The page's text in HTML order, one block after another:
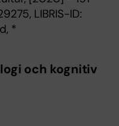
LIBRIS-ID:
*
och kognitiv